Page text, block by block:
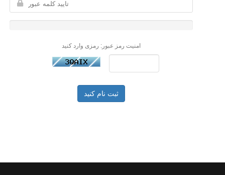
امنیت رمز عبور: رمزی وارد کنید